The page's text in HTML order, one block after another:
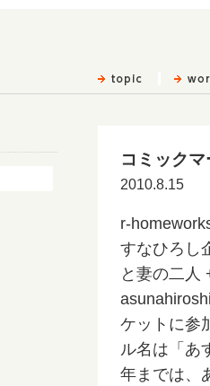
コミック
2010.8.15
r-
すなひろし
と妻の二人
ケットに参
ル名は「あ
年までは、